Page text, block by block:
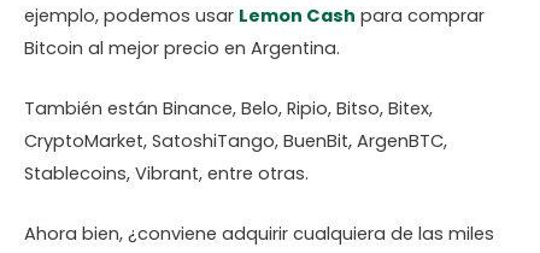
ejemplo, podemos usar Lemon Cash para comprar
Bitcoin al mejor precio en Argentina.
También están Binance, Belo, Ripio, Bitso, Bitex,
CryptoMarket, SatoshiTango, BuenBit, ArgenBTC,
Stablecoins, Vibrant, entre otras.
Ahora bien, ¿conviene adquirir cualquiera de las miles